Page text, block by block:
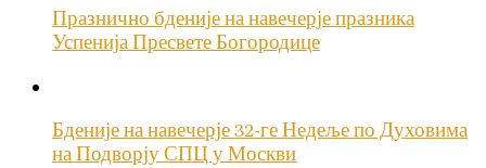
Празнично бденије на навечерје празника
Успенија Пресвете Богородице
Бденије на навечерје 32-ге Недеље по Духовима
на Подворју СПЦ у Москви